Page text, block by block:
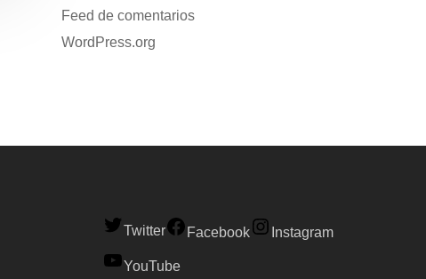
Feed de comentarios
WordPress.org
Twitter Facebook Instagram
YouTube